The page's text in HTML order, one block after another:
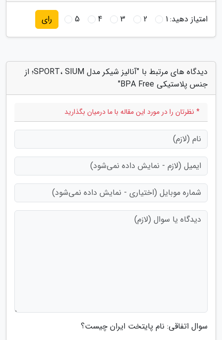
امتیاز دهید:1
2
3
4
5 رای
دیدگاه های مرتبط با "آنالیز شیکر مدل SPORT، SIUM؛ از
جنس پلاستیکی BPA Free"
* نظرتان را در مورد این مقاله با ما درمیان بگذارید
سوال اتفاقی: نام پایتخت ایران چیست؟